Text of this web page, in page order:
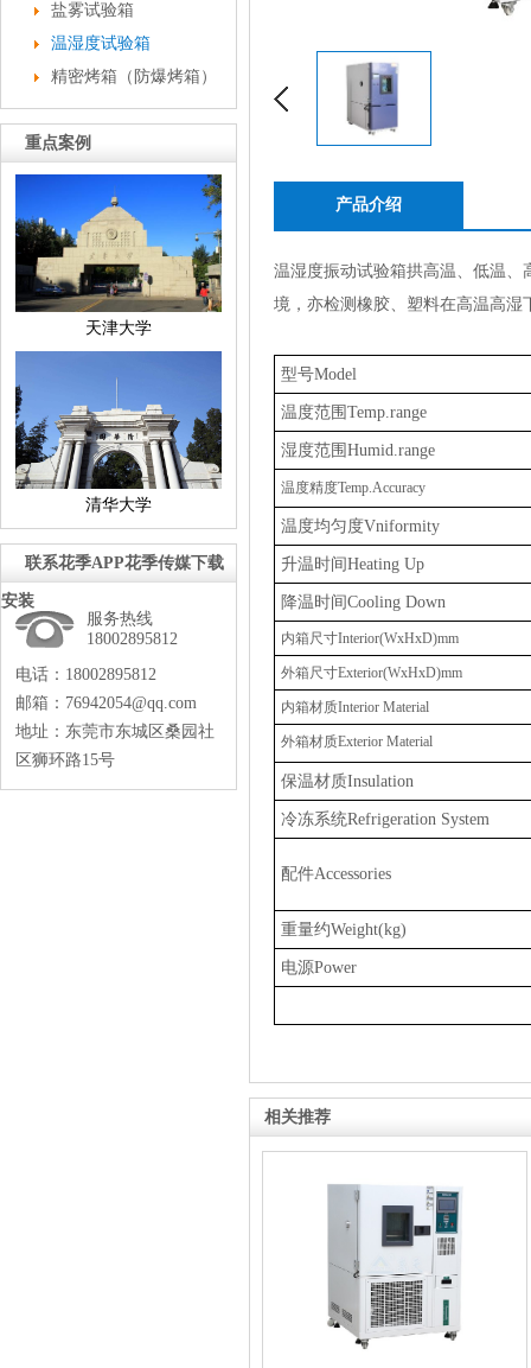
盐雾试验箱
温湿度试验箱
精密烤箱（防爆烤箱）
重点案例
天津大学
清华大学
联系花季APP花季传媒下载
安装
服务热线
18002895812
电话：18002895812
邮箱：76942054@qq.com
地址：东莞市东城区桑园社
区狮环路15号
产品介绍
温湿度振动试验箱拱高温、低温
境，亦检测橡胶、塑料在高温高湿
型号Model
温度范围 Temp.range
湿度范围 Humid.range
温度精度Temp.Accuracy
温度均匀度Vniformity
升温时间HeatingUp
降温时间CoolingDown
内箱尺寸Interior(WxHxD)mm
外箱尺寸Exterior(WxHxD)mm
内箱材质Interior Material
外箱材质ExteriorMaterial
保温材质Insulation
冷冻系统RefrigerationSystem
配件Accessories
重量约Weight(kg)
电源Power
相关推荐